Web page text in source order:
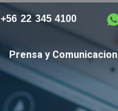
+56 22 345 4100
Prensa y